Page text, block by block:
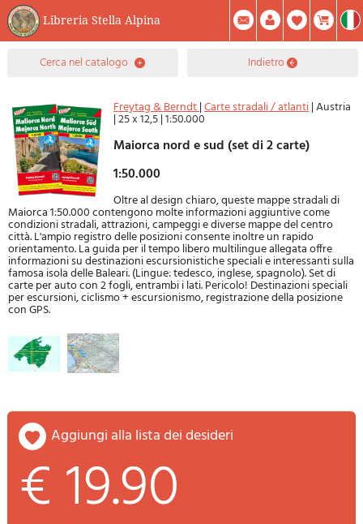
Libreria Stella Alpina
0 Prodotto(i) Attualmente Nel Carrello Riepilogo
Facebook
Registrati Mod. Password
cerca nel catalogo indietro
Freytag & Berndt|Carte stradali / atlanti|Austria
|25 x 12,5|1:50.000
Maiorca nord e sud (set di 2 carte)
1:50.000
Oltre al design chiaro, queste mappe stradali di
Maiorca 1:50.000 contengono molte informazioni aggiuntive come
condizioni stradali, attrazioni, campeggi e diverse mappe del centro
città. L'ampio registro delle posizioni consente inoltre un rapido
orientamento. La guida per il tempo libero multilingue allegata offre
informazioni su destinazioni escursionistiche speciali e interessanti sulla
famosa isola delle Baleari. (Lingue: tedesco, inglese, spagnolo). Set di
carte per auto con 2 fogli, entrambi i lati. Pericolo! Destinazioni speciali
per escursioni, ciclismo + escursionismo, registrazione della posizione
con GPS.
aggiungi alla lista dei desideri
€ 19.90